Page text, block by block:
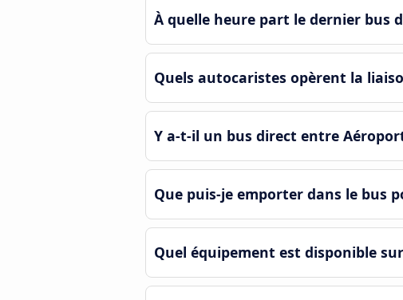
À quelle heure part le dernier bus
Quels autocaristes opèrent la
Y a-t-il un bus direct entre
Que puis-je emporter dans le bus
Quel équipement est disponible